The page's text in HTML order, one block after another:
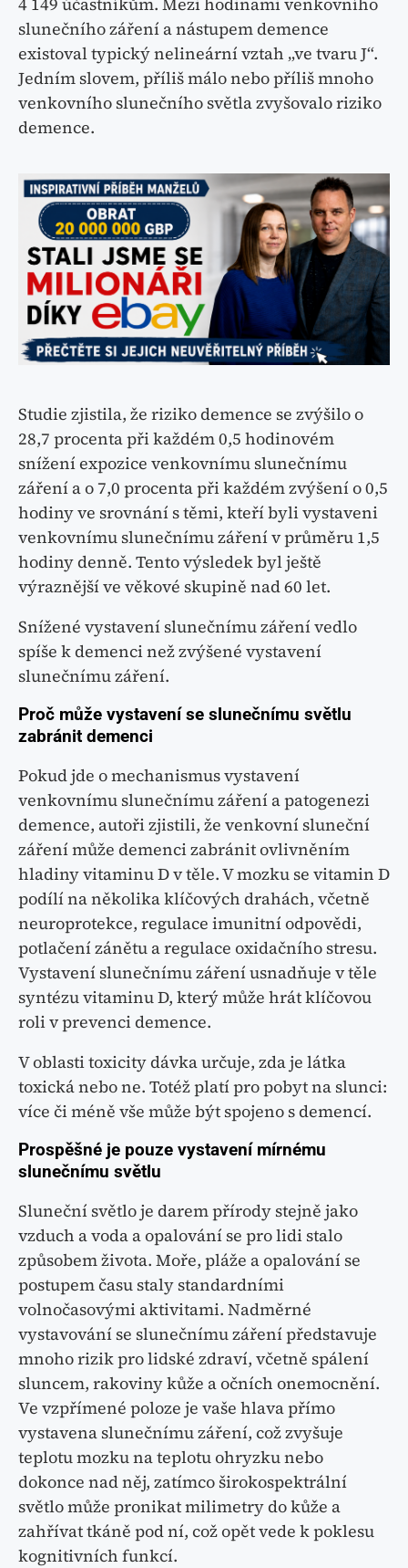
slunečního záření a nástupem demence
existoval typický nelineární vztah „ve tvaru J“.
Jedním slovem, příliš málo nebo příliš mnoho
venkovního slunečního světla zvyšovalo riziko
demence.
Studie zjistila, že riziko demence se zvýšilo o
28,7 procenta při každém 0,5 hodinovém
snížení expozice venkovnímu slunečnímu
záření a o 7,0 procenta při každém zvýšení o 0,5
hodiny ve srovnání s těmi, kteří byli vystaveni
venkovnímu slunečnímu záření v průměru 1,5
hodiny denně. Tento výsledek byl ještě
výraznější ve věkové skupině nad 60 let.
Snížené vystavení slunečnímu záření vedlo
spíše k demenci než zvýšené vystavení
slunečnímu záření.
Proč může vystavení se slunečnímu světlu
zabránit demenci
Pokud jde o mechanismus vystavení
venkovnímu slunečnímu záření a patogenezi
demence, autoři zjistili, že venkovní sluneční
záření může demenci zabránit ovlivněním
hladiny vitaminu D v těle. V mozku se vitamin D
podílí na několika klíčových drahách, včetně
neuroprotekce, regulace imunitní odpovědi,
potlačení zánětu a regulace oxidačního stresu.
Vystavení slunečnímu záření usnadňuje v těle
syntézu vitaminu D, který může hrát klíčovou
roli v prevenci demence.
V oblasti toxicity dávka určuje, zda je látka
toxická nebo ne. Totéž platí pro pobyt na slunci:
více či méně vše může být spojeno s demencí.
Prospěšné je pouze vystavení mírnému
slunečnímu světlu
Sluneční světlo je darem přírody stejně jako
vzduch a voda a opalování se pro lidi stalo
způsobem života. Moře, pláže a opalování se
postupem času staly standardními
volnočasovými aktivitami. Nadměrné
vystavování se slunečnímu záření představuje
mnoho rizik pro lidské zdraví, včetně spálení
sluncem, rakoviny kůže a očních onemocnění.
Ve vzpřímené poloze je vaše hlava přímo
vystavena slunečnímu záření, což zvyšuje
teplotu mozku na teplotu ohryzku nebo
dokonce nad něj, zatímco širokospektrální
světlo může pronikat milimetry do kůže a
zahřívat tkáně pod ní, což opět vede k poklesu
kognitivních funkcí.